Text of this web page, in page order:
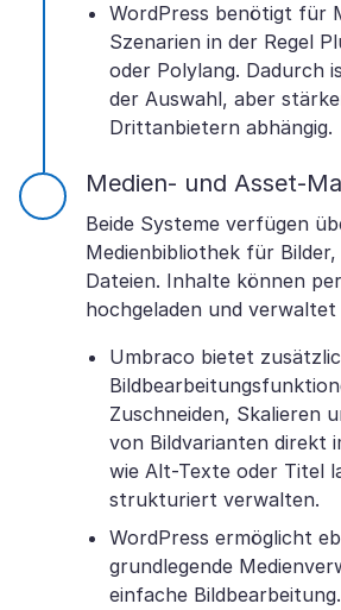
WordPress benötigt für
Szenarien in der Regel
oder Polylang. Dadurch
der Auswahl, aber
Drittanbietern abhängig.
Medien- und Asset-
Beide Systeme verfügen
Medienbibliothek für Bilder,
Dateien. Inhalte können
hochgeladen und verwaltet
Umbraco bietet
Zuschneiden, Skalieren
von Bildvarianten direkt
wie Alt-Texte oder Titel
strukturiert verwalten.
WordPress ermöglicht
grundlegende
einfache